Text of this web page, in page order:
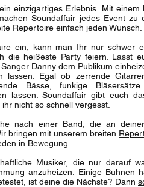
einzigartiges Erlebnis. Mit einem
Soundaffair jedes Event zu
Repertoire einfach jeden Wunsch.
ein, kann man Ihr nur schwer
die heißeste Party feiern. Lasst
Danny dem Publikum
lassen. Egal ob zerrende
Bässe, funkige
lassen. Soundaffair gibt euch
nicht so schnell vergesst.
nach einer Band, die an
bringen mit unserem breiten
in Bewegung.
Musiker, die nur darauf
anzuheizen. Einige Bühnen
ist deine die Nächste? Dann